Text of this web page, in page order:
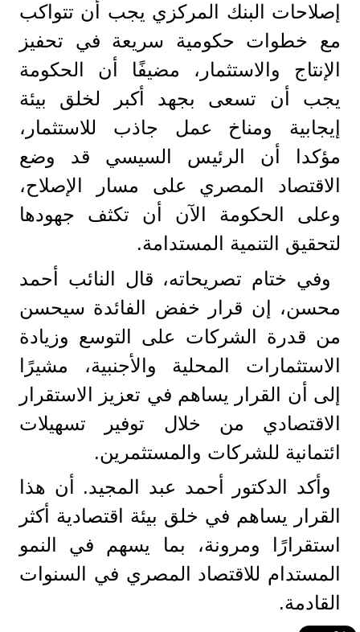
إصلاحات البنك المركزي يجب أن تتواكب
مع خطوات حكومية سريعة في تحفيز
الإنتاج والاستثمار، مضيفًا أن الحكومة
يجب أن تسعى بجهد أكبر لخلق بيئة
إيجابية ومناخ عمل جاذب للاستثمار،
مؤكدا أن الرئيس السيسي قد وضع
الاقتصاد المصري على مسار الإصلاح،
وعلى الحكومة الآن أن تكثف جهودها
لتحقيق التنمية المستدامة.
وفي ختام تصريحاته، قال النائب أحمد
محسن، إن قرار خفض الفائدة سيحسن
من قدرة الشركات على التوسع وزيادة
الاستثمارات المحلية والأجنبية، مشيرًا
إلى أن القرار يساهم في تعزيز الاستقرار
الاقتصادي من خلال توفير تسهيلات
ائتمانية للشركات والمستثمرين.
وأكد الدكتور أحمد عبد المجيد. أن هذا
القرار يساهم في خلق بيئة اقتصادية أكثر
استقرارًا ومرونة، بما يسهم في النمو
المستدام للاقتصاد المصري في السنوات
القادمة.